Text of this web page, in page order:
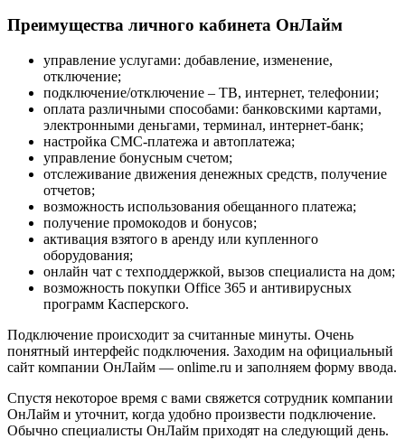
Преимущества личного кабинета ОнЛайм
управление услугами: добавление, изменение,
отключение;
подключение/отключение – ТВ, интернет, телефонии;
оплата различными способами: банковскими картами,
электронными деньгами, терминал, интернет-банк;
настройка СМС-платежа и автоплатежа;
управление бонусным счетом;
отслеживание движения денежных средств, получение
отчетов;
возможность использования обещанного платежа;
получение промокодов и бонусов;
активация взятого в аренду или купленного
оборудования;
онлайн чат с техподдержкой, вызов специалиста на дом;
возможность покупки Office 365 и антивирусных
программ Касперского.
Подключение происходит за считанные минуты. Очень
понятный интерфейс подключения. Заходим на официальный
сайт компании ОнЛайм — onlime.ru и заполняем форму ввода.
Спустя некоторое время с вами свяжется сотрудник компании
ОнЛайм и уточнит, когда удобно произвести подключение.
Обычно специалисты ОнЛайм приходят на следующий день.